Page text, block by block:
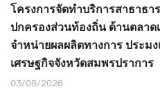
โครงการจัดทำบริการสาธาธ
ปกครองส่วนท้องถิ่น ด้านตลาด
จำหน่ายผลผลิตทางการ ประม
เศรษฐกิจจังหวัดสมพรปราการ
03/08/2026